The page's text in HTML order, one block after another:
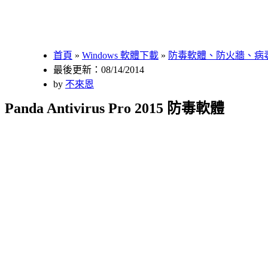
首頁 » Windows 軟體下載 » 防毒軟體、防火牆、病
最後更新：08/14/2014
by 不來恩
Panda Antivirus Pro 2015 防毒軟體